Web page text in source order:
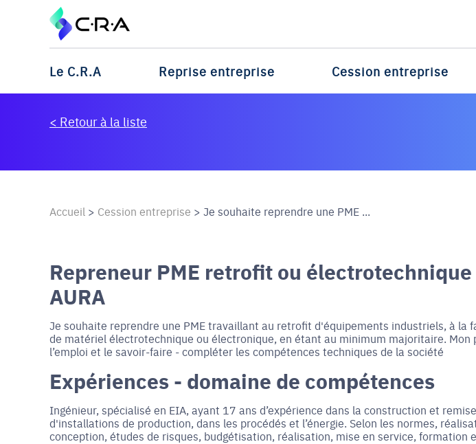
Le C.R.A Reprise entreprise Cession entreprise
< Retour à la liste
Accueil > Cession entreprise > Je souhaite reprendre une PME ...
Repreneur PME retrofit ou
AURA
Je souhaite reprendre une PME travaillant au retrofit d'équipements industriels, à la
de matériel électrotechnique ou électronique, en étant au minimum majoritaire. Mon
l’emploi et le savoir-faire - compléter les compétences techniques de la société
Expériences - domaine de compétences
Ingénieur, spécialisé en EIA, ayant 17 ans d’expérience dans la construction et
d'installations de production, dans les procédés et l’énergie. Selon les normes,
conception, études de risques, budgétisation, réalisation, mise en service, formation